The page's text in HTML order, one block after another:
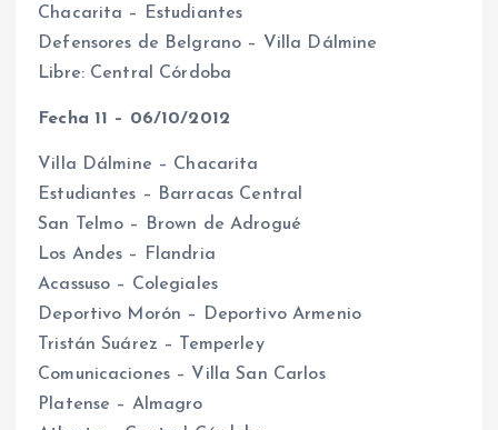
Chacarita – Estudiantes
Defensores de Belgrano – Villa Dálmine
Libre: Central Córdoba
Fecha 11 – 06/10/2012
Villa Dálmine – Chacarita
Estudiantes – Barracas Central
San Telmo – Brown de Adrogué
Los Andes – Flandria
Acassuso – Colegiales
Deportivo Morón – Deportivo Armenio
Tristán Suárez – Temperley
Comunicaciones – Villa San Carlos
Platense – Almagro